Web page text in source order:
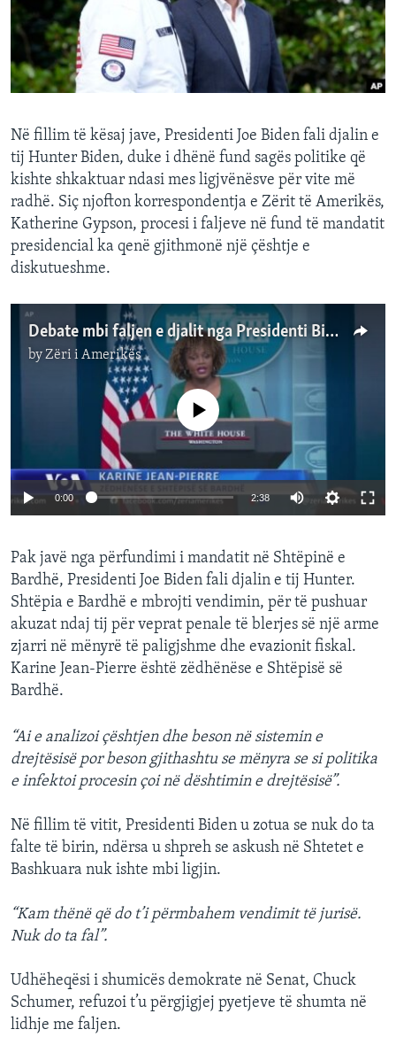
INTERVISTA
DITARI
Në fillim të kësaj jave, Presidenti Joe Biden fali djalin e
tij Hunter Biden, duke i dhënë fund sagës politike që
kishte shkaktuar ndasi mes ligjvënësve për vite më
radhë. Siç njofton korrespondentja e Zërit të Amerikës,
Katherine Gypson, procesi i faljeve në fund të mandatit
presidencial ka qenë gjithmonë një çështje e
diskutueshme.
Debate mbi faljen e djalit nga Presidenti Biden
byZëri i Amerikës
No media source currently available
0:00 2:38
Pak javë nga përfundimi i mandatit në Shtëpinë e
Bardhë, Presidenti Joe Biden fali djalin e tij Hunter.
Shtëpia e Bardhë e mbrojti vendimin, për të pushuar
akuzat ndaj tij për veprat penale të blerjes së një arme
zjarri në mënyrë të paligjshme dhe evazionit fiskal.
Karine Jean-Pierre është zëdhënëse e Shtëpisë së
Bardhë.
“Ai e analizoi çështjen dhe beson në sistemin e
drejtësisë por beson gjithashtu se mënyra se si politika
e infektoi procesin çoi në dështimin e drejtësisë”.
Në fillim të vitit, Presidenti Biden u zotua se nuk do ta
falte të birin, ndërsa u shpreh se askush në Shtetet e
Bashkuara nuk ishte mbi ligjin.
“Kam thënë që do t’i përmbahem vendimit të jurisë.
Nuk do ta fal”.
Udhëheqësi i shumicës demokrate në Senat, Chuck
Schumer, refuzoi t’u përgjigjej pyetjeve të shumta në
lidhje me faljen.